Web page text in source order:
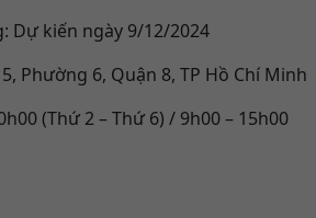
Dự kiến ngày 9/12/2024
Phường 6, Quận 8, TP Hồ Chí Minh
(Thứ 2 – Thứ 6) / 9h00 – 15h00